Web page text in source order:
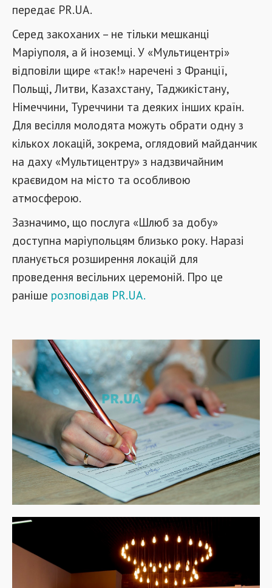
передає PR.UA.
Серед закоханих – не тільки мешканці
Маріуполя, а й іноземці. У «Мультицентрі»
відповіли щире «так!» наречені з Франції,
Польщі, Литви, Казахстану, Таджикістану,
Німеччини, Туреччини та деяких інших країн.
Для весілля молодята можуть обрати одну з
кількох локацій, зокрема, оглядовий майданчик
на даху «Мультицентру» з надзвичайним
краєвидом на місто та особливою
атмосферою.
Зазначимо, що послуга «Шлюб за добу»
доступна маріупольцям близько року. Наразі
планується розширення локацій для
проведення весільних церемоній. Про це
раніше розповідав PR.UA.